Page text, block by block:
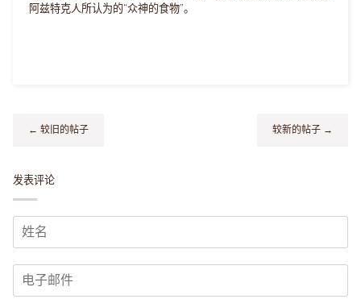
阿兹特克人所认为的“众神的食物”。
← 较旧的帖子 较新的帖子 →
发表评论